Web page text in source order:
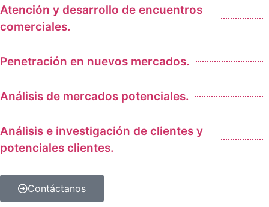
Atención y desarrollo de encuentros
comerciales.
Penetración en nuevos mercados.
Análisis de mercados potenciales.
Análisis e investigación de clientes y
potenciales clientes.
Contáctanos